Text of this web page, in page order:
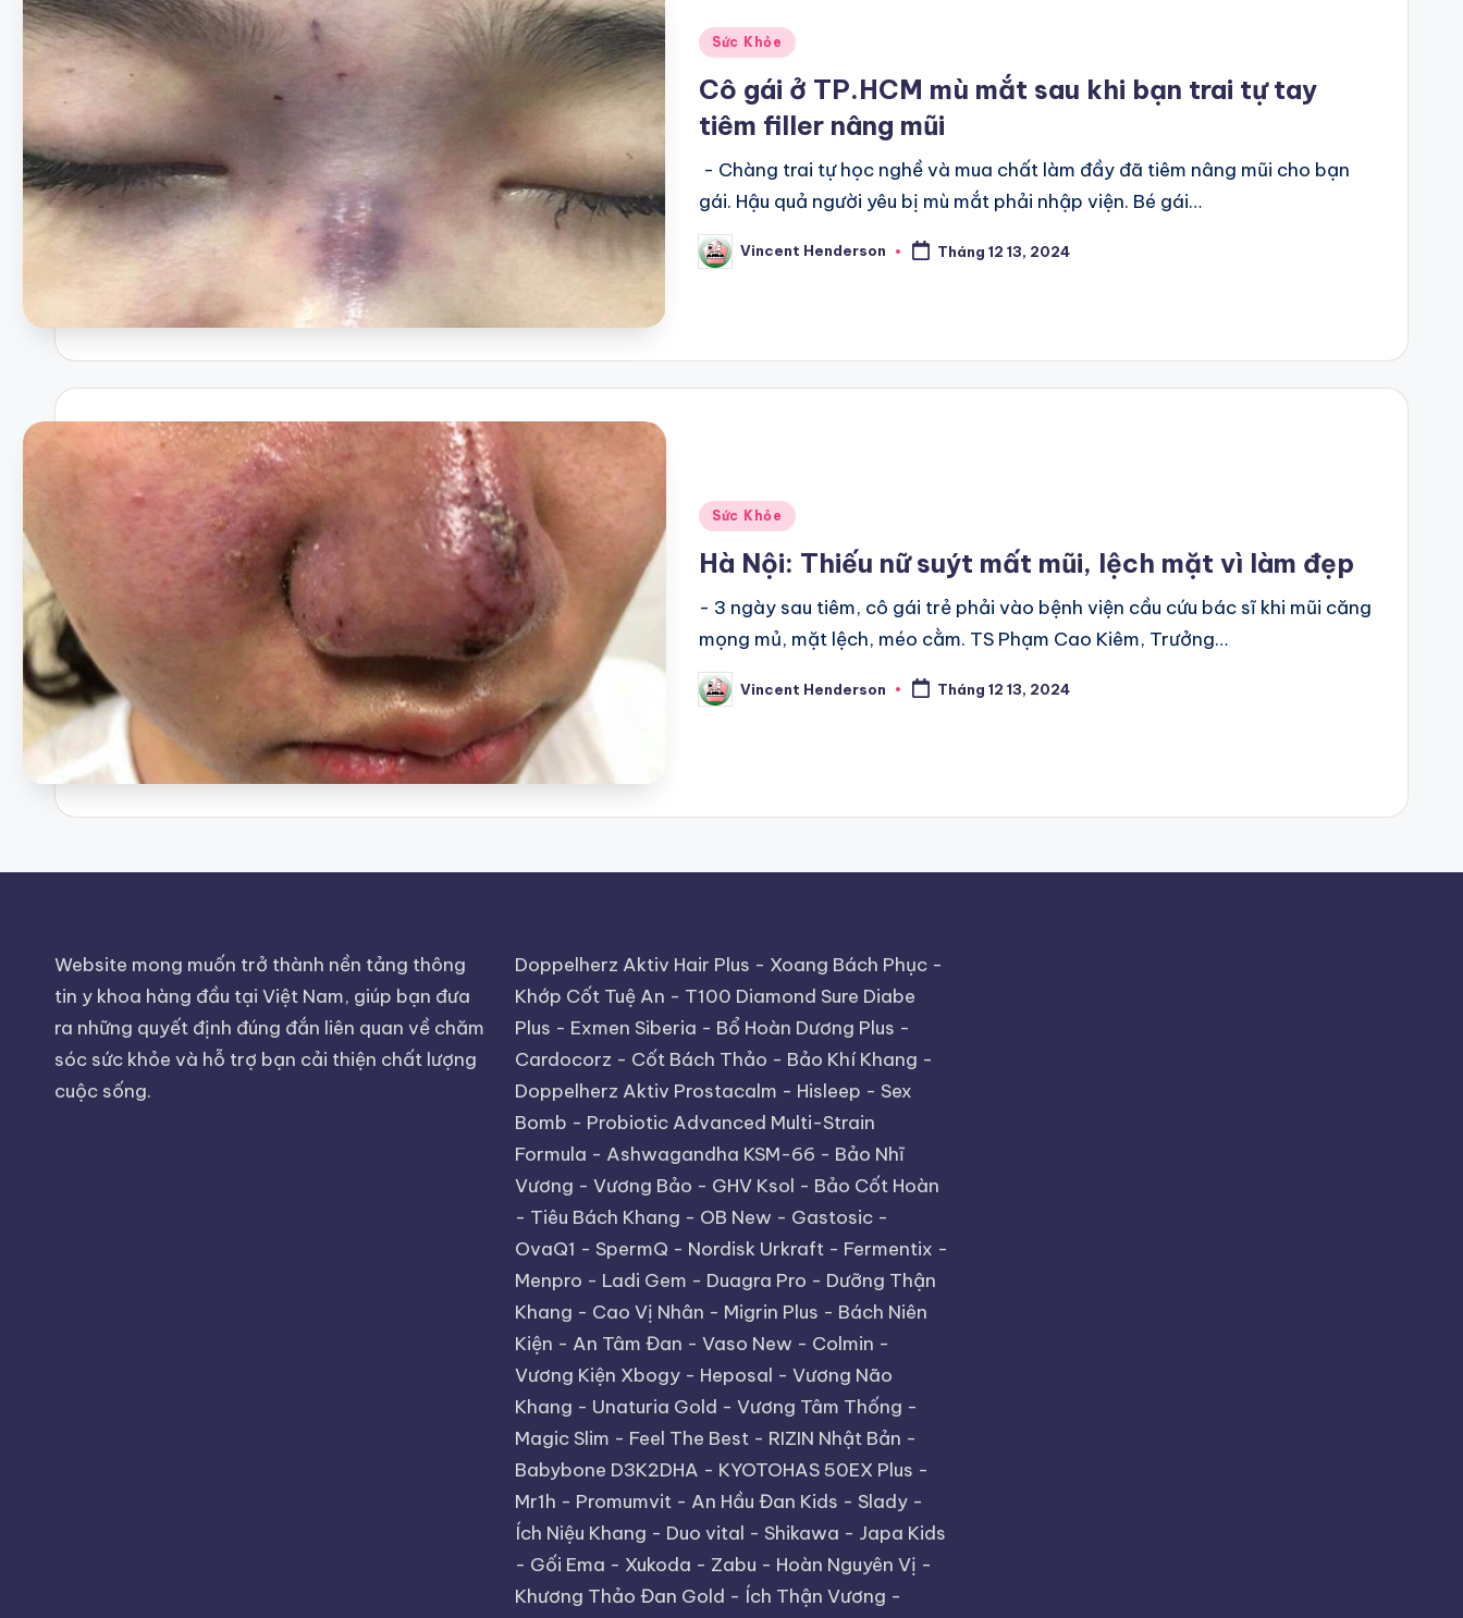
Posted
Sức Khỏe
Cô gái ở TP.HCM mù mắt sau khi bạn trai tự tay
tiêm filler nâng mũi
- Chàng trai tự học nghề và mua chất làm đầy đã tiêm nâng mũi cho bạn
gái. Hậu quả người yêu bị mù mắt phải nhập viện. Bé gái…
Posted
by
Vincent Henderson Tháng 12 13, 2024
Posted
Sức Khỏe
Hà Nội: Thiếu nữ suýt mất mũi, lệch mặt vì làm đẹp
- 3 ngày sau tiêm, cô gái trẻ phải vào bệnh viện cầu cứu bác sĩ khi mũi căng
mọng mủ, mặt lệch, méo cằm. TS Phạm Cao Kiêm, Trưởng…
Posted
by
Vincent Henderson Tháng 12 13, 2024
Website mong muốn trở thành nền tảng thông
tin y khoa hàng đầu tại Việt Nam, giúp bạn đưa
ra những quyết định đúng đắn liên quan về chăm
sóc sức khỏe và hỗ trợ bạn cải thiện chất lượng
cuộc sống.
Doppelherz Aktiv Hair Plus - Xoang Bách Phục-
Khớp Cốt Tuệ An - T100 Diamond Sure Diabe
Plus - Exmen Siberia - Bổ Hoàn Dương Plus -
Cardocorz - Cốt Bách Thảo - Bảo Khí Khang -
Doppelherz Aktiv Prostacalm - Hisleep - Sex
Bomb - Probiotic Advanced Multi-Strain
Formula - Ashwagandha KSM-66 - Bảo Nhĩ
Vương - Vương Bảo - GHV Ksol - Bảo Cốt Hoàn
- Tiêu Bách Khang - OB New - Gastosic-
OvaQ1 - SpermQ - Nordisk Urkraft- Fermentix -
Menpro - Ladi Gem - Duagra Pro - Dưỡng Thận
Khang - Cao Vị Nhân - Migrin Plus - Bách Niên
Kiện - An Tâm Đan - Vaso New - Colmin -
Vương Kiện Xbogy- Heposal - Vương Não
Khang - Unaturia Gold - Vương Tâm Thống -
Magic Slim - Feel The Best- RIZIN Nhật Bản -
Babybone D3K2DHA - KYOTOHAS 50EX Plus -
Mr1h - Promumvit- An Hầu Đan Kids - Slady-
Ích Niệu Khang - Duo vital - Shikawa - Japa Kids
- Gối Ema - Xukoda - Zabu - Hoàn Nguyên Vị -
Khương Thảo Đan Gold - Ích Thận Vương -